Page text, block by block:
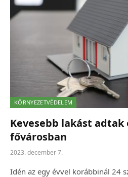
KÖRNYEZETVÉDELEM
Kevesebb lakást adtak
fővárosban
2023. december 7.
Idén az egy évvel korábbinál 24